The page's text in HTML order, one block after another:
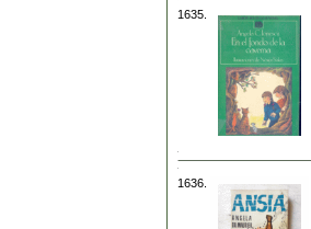
1635.
1636.